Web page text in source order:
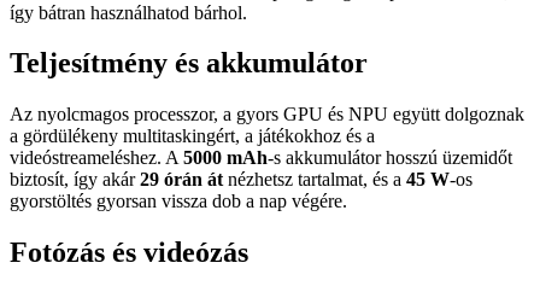
így bátran használhatod bárhol.
Teljesítmény és akkumulátor
Az nyolcmagos processzor, a gyors GPU és NPU együtt dolgoznak
a gördülékeny multitaskingért, a játékokhoz és a
videóstreameléshez. A 5000 mAh-s akkumulátor hosszú üzemidőt
biztosít, így akár29 órán át nézhetsz tartalmat, és a 45 W-os
gyorstöltés gyorsan vissza dob a nap végére.
Fotózás és videózás